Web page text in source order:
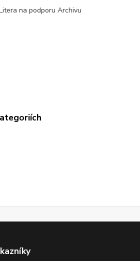
na podporu Archivu